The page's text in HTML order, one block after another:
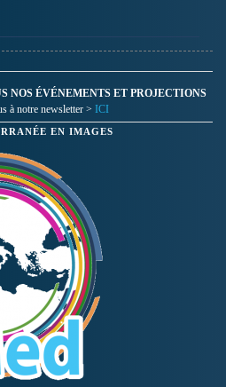
NOS ÉVÉNEMENTS ET PROJECTIONS
à notre newsletter > ICI
EN IMAGES